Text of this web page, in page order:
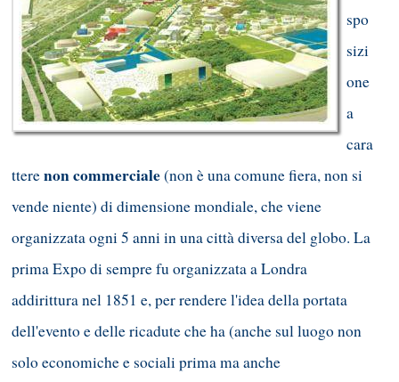
spo
sizi
one
a
cara
tterenon commerciale(non è una comune fiera, non si
vende niente) di dimensione mondiale, che viene
organizzata ogni 5 anni in una città diversa del globo. La
prima Expo di sempre fu organizzata a Londra
addirittura nel 1851 e, per rendere l'idea della portata
dell'evento e delle ricadute che ha (anche sul luogo non
solo economiche e sociali prima ma anche